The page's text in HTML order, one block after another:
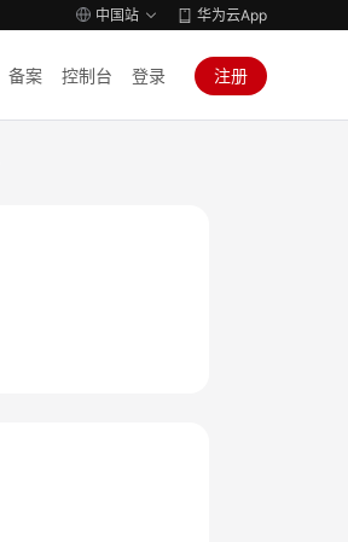
中国站 华为云App
备案 控制台 登录 注册